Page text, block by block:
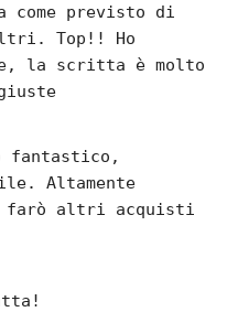
come previsto di
Top!! Ho
la scritta è molto
fantastico,
Altamente
farò altri acquisti